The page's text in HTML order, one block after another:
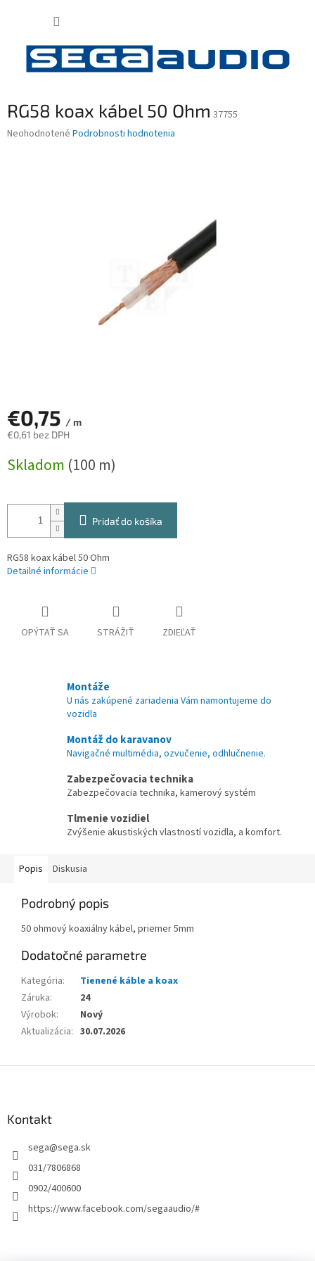
RG58 koax kábel 50 Ohm 37755
Priemerné
Neohodnotené Podrobnosti hodnotenia
€0,75 / m
€0,61 bez DPH
cena:
Skladom (100 m)
Pridať do košíka
RG58 koax kábel 50 Ohm
Detailné informácie
OPÝTAŤ SA STRÁŽIŤ ZDIEĽAŤ
Montáže
U nás zakúpené zariadenia Vám namontujeme do
vozidla
Montáž do karavanov
Navigačné multimédia, ozvučenie, odhlučnenie.
Zabezpečovacia technika
Zabezpečovacia technika, kamerový systém
Tlmenie vozidiel
Zvýšenie akustiských vlastností vozidla, a komfort.
Popis Diskusia
Podrobný popis
50 ohmový koaxiálny kábel, priemer 5mm
Dodatočné parametre
Kategória:
Tienené káble a koax
Záruka:
24
Výrobok:
Nový
Aktualizácia: 30.07.2026
Kontakt
sega@sega.sk
031/7806868
0902/400600
https://www.facebook.com/segaaudio/#